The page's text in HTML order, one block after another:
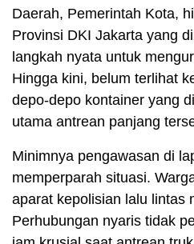
Daerah, Pemerintah Kota,
Provinsi DKI Jakarta yang
langkah nyata untuk
Hingga kini, belum terlihat
depo-depo kontainer yang
utama antrean panjang
Minimnya pengawasan di
memperparah situasi.
aparat kepolisian lalu lintas
Perhubungan nyaris tidak